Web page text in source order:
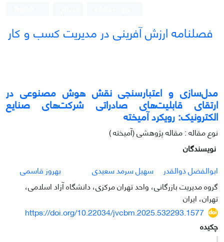
فصلنامه ارزش آفرینی در مدیریت کسب و کار
مدل‌سازی و اعتبارسنجی نقش هوش مصنوعی در
ارتقای قابلیت‌های صادراتی شرکت‌های صنایع
الکترونیک: رویکرد آمیخته
نوع مقاله : مقاله پژوهشی (آمیخته )
نویسندگان
ابوالفضل ذوالقدر
سهیل سرمد سعیدی
بهروز قاسمی
گروه مدیریت بازرگانی، واحد تهران مرکزی، دانشگاه آزاد اسلامی،
تهران، ایران
https://doi.org/10.22034/jvcbm.2025.532293.1577
چکیده